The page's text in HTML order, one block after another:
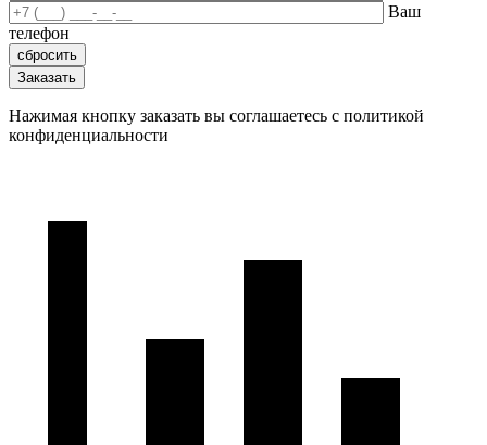
Ваш
телефон
Нажимая кнопку заказать вы соглашаетесь с политикой
конфиденциальности